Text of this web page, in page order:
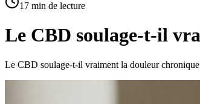
17 min de lecture
Le CBD soulage-t-il
Le CBD soulage-t-il vraiment la douleur